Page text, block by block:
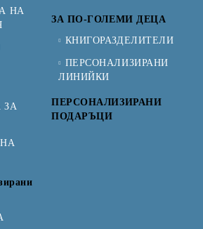
НА
ЗА
ЗА ПО-ГОЛЕМИ ДЕЦА
КНИГОРАЗДЕЛИТЕЛИ
ПЕРСОНАЛИЗИРАНИ
ЛИНИЙКИ
ПЕРСОНАЛИЗИРАНИ
ПОДАРЪЦИ